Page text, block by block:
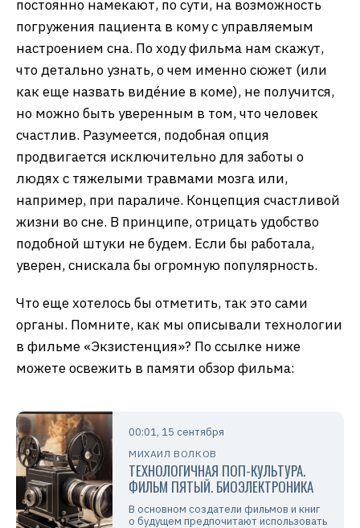
постоянно намекают, по сути, на возможность
погружения пациента в кому с управляемым
настроением сна. По ходу фильма нам скажут,
что детально узнать, о чем именно сюжет (или
как еще назвать виде́ние в коме), не получится,
но можно быть уверенным в том, что человек
счастлив. Разумеется, подобная опция
продвигается исключительно для заботы о
людях с тяжелыми травмами мозга или,
например, при параличе. Концепция счастливой
жизни во сне. В принципе, отрицать удобство
подобной штуки не будем. Если бы работала,
уверен, снискала бы огромную популярность.
Что еще хотелось бы отметить, так это сами
органы. Помните, как мы описывали технологии
в фильме «Экзистенция»? По ссылке ниже
можете освежить в памяти обзор фильма:
00:01, 15 сентября
МИХАИЛ ВОЛКОВ
ТЕХНОЛОГИЧНАЯ ПОП-КУЛЬТУРА.
ФИЛЬМ ПЯТЫЙ. БИОЭЛЕКТРОНИКА
В основном создатели фильмов и книг
о будущем предпочитают использовать